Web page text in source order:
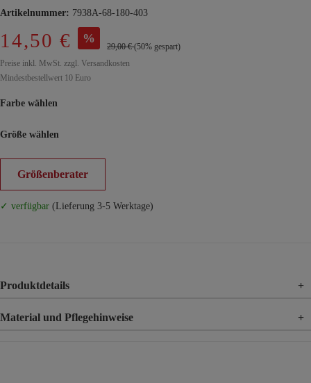
Artikelnummer: 7938A-68-180-403
14,50 € %
29,00 €(50% gespart)
Preise inkl. MwSt. zzgl. Versandkosten
Mindestbestellwert 10 Euro
Farbe wählen
Größe wählen
Größenberater
✓ verfügbar (Lieferung 3-5 Werktage)
Produktdetails +
Material und Pflegehinweise +